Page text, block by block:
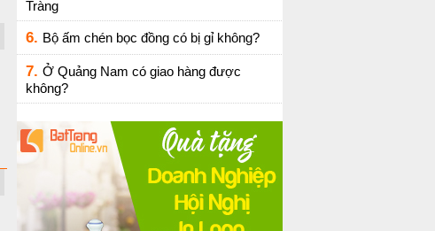
Tràng
6. Bộ ấm chén bọc đồng có bị gỉ không?
7. Ở Quảng Nam có giao hàng được
không?